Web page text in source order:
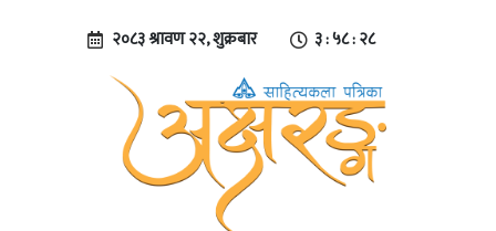
२०८३ श्रावण २२, शुक्रबार ३ : ५८ : २९